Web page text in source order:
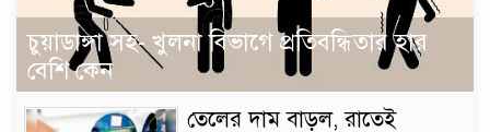
চুয়াডাঙ্গা সহ- খুলনা বিভাগে প্রতিবন্ধিতার হার
বেশি কেন
তেলের দাম বাড়ল, রাতেই